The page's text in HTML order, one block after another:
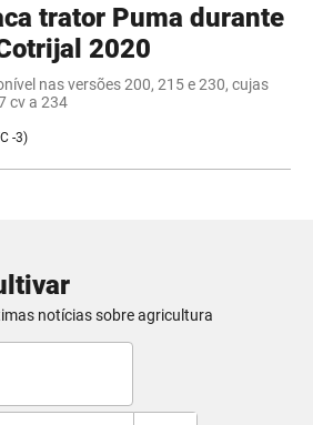
trator Puma durante
2020
nas versões 200, 215 e 230, cujas
cv a 234
-3)
notícias sobre agricultura